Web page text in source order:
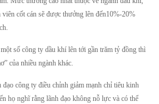
cốt cán sẽ được thưởng lên đến10%-20%
số công ty dầu khí lên tới gần trăm tỷ đồng thì
của nhiều ngành khác.
đạo công ty điều chỉnh giảm mạnh chỉ tiêu kinh
họ nghĩ rằng lãnh đạo không nỗ lực và có thể